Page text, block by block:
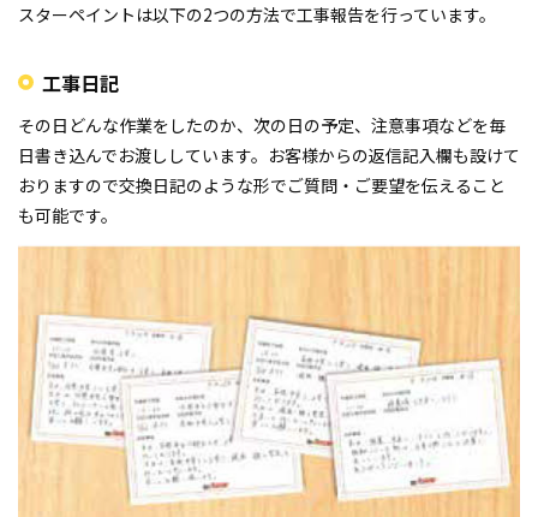
スターペイントは以下の2つの方法で工事報告を行っています。
工事日記
その日どんな作業をしたのか、次の日の予定、注意事項などを毎
日書き込んでお渡ししています。お客様からの返信記入欄も設けて
おりますので交換日記のような形でご質問・ご要望を伝えること
も可能です。